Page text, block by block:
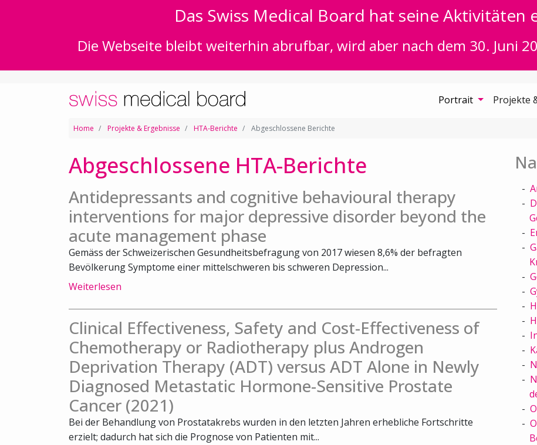
Das Swiss Medical Board hat seine Aktivitäten
Die Webseite bleibt weiterhin abrufbar, wird aber nach dem 30. Juni
Portrait Projekte
Home Projekte & Ergebnisse HTA-Berichte Abgeschlossene Berichte
Abgeschlossene HTA-Berichte
Antidepressants and cognitive behavioural therapy
interventions for major depressive disorder beyond the
acute management phase
Gemäss der Schweizerischen Gesundheitsbefragung von 2017 wiesen 8,6% der befragten
Bevölkerung Symptome einer mittelschweren bis schweren Depression...
Weiterlesen
Clinical Effectiveness, Safety and Cost-Effectiveness of
Chemotherapy or Radiotherapy plus Androgen
Deprivation Therapy (ADT) versus ADT Alone in Newly
Diagnosed Metastatic Hormone-Sensitive Prostate
Cancer (2021)
Bei der Behandlung von Prostatakrebs wurden in den letzten Jahren erhebliche Fortschritte
erzielt; dadurch hat sich die Prognose von Patienten mit...